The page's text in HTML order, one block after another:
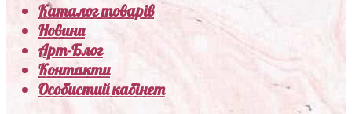
Каталог товарів
Новини
Арт-Блог
Контакти
Особистий кабінет